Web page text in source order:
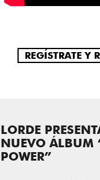
REGÍSTRATE Y
LORDE
NUEVO ÁLBUM
POWER”